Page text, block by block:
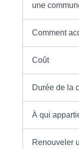
une
Comment
Coût
Durée de la
À qui
Renouveler